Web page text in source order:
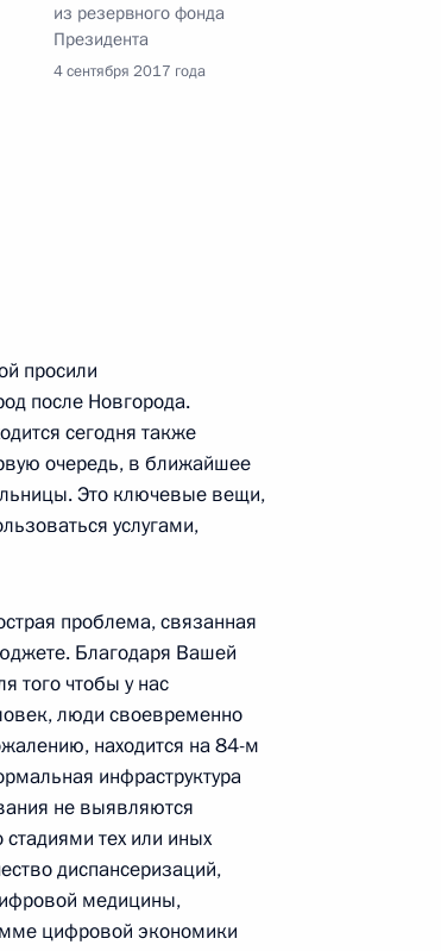
техническая
информация
О портале
данных пользователей
Написать в редакцию
из резервного фонда
Президента
4 сентября 2017 года
просили
после Новгорода.
сегодня также
очередь, в ближайшее
Это ключевые вещи,
услугами,
проблема, связанная
Благодаря Вашей
того чтобы у нас
люди своевременно
находится на 84-м
инфраструктура
не выявляются
тех или иных
диспансеризаций,
медицины,
цифровой экономики